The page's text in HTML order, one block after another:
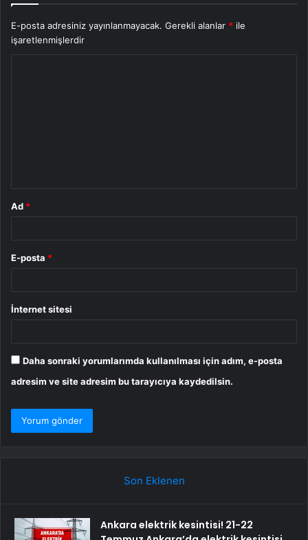
E-posta adresiniz yayınlanmayacak. Gerekli alanlar * ile
işaretlenmişlerdir
Ad *
E-posta *
İnternet sitesi
Daha sonraki yorumlarımda kullanılması için adım, e-posta
adresim ve site adresim bu tarayıcıya kaydedilsin.
Son Eklenen
Ankara elektrik kesintisi! 21-22